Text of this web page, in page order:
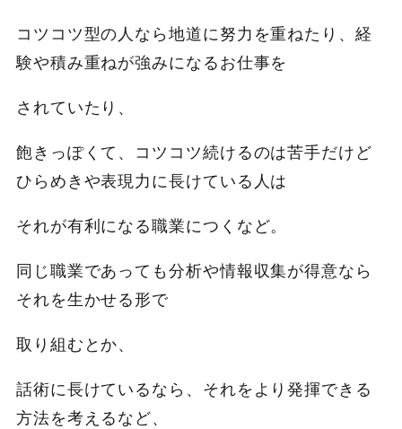
コツコツ型の人なら地道に努力を重ねたり、経
験や積み重ねが強みになるお仕事を
されていたり、
飽きっぽくて、コツコツ続けるのは苦手だけど
ひらめきや表現力に長けている人は
それが有利になる職業につくなど。
同じ職業であっても分析や情報収集が得意なら
それを生かせる形で
取り組むとか、
話術に長けているなら、それをより発揮できる
方法を考えるなど、